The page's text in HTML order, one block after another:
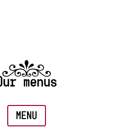
menus
MENU